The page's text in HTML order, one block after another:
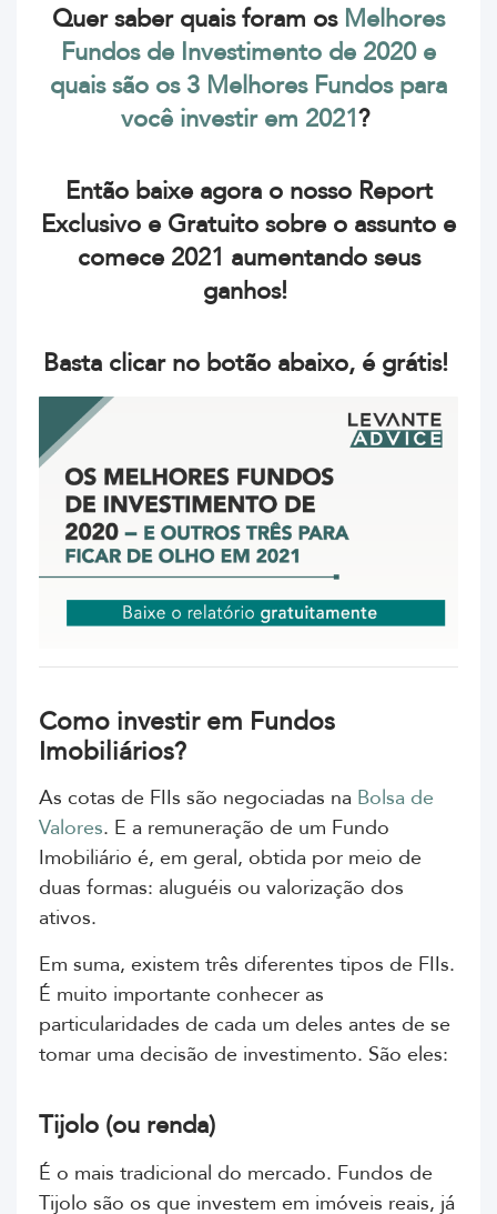
Quer saber quais foram os Melhores
Fundos de Investimento de 2020 e
quais são os 3 Melhores Fundos para
você investir em 2021?
Então baixe agora o nosso Report
Exclusivo e Gratuito sobre o assunto e
comece 2021 aumentando seus
ganhos!
Basta clicar no botão abaixo, é grátis!
Como investir em Fundos
Imobiliários?
As cotas de FIIs são negociadas na Bolsa de
Valores. E a remuneração de um Fundo
Imobiliário é, em geral, obtida por meio de
duas formas: aluguéis ou valorização dos
ativos.
Em suma, existem três diferentes tipos de FIIs.
É muito importante conhecer as
particularidades de cada um deles antes de se
tomar uma decisão de investimento. São eles:
Tijolo (ou renda)
É o mais tradicional do mercado. Fundos de
Tijolo são os que investem em imóveis reais, já